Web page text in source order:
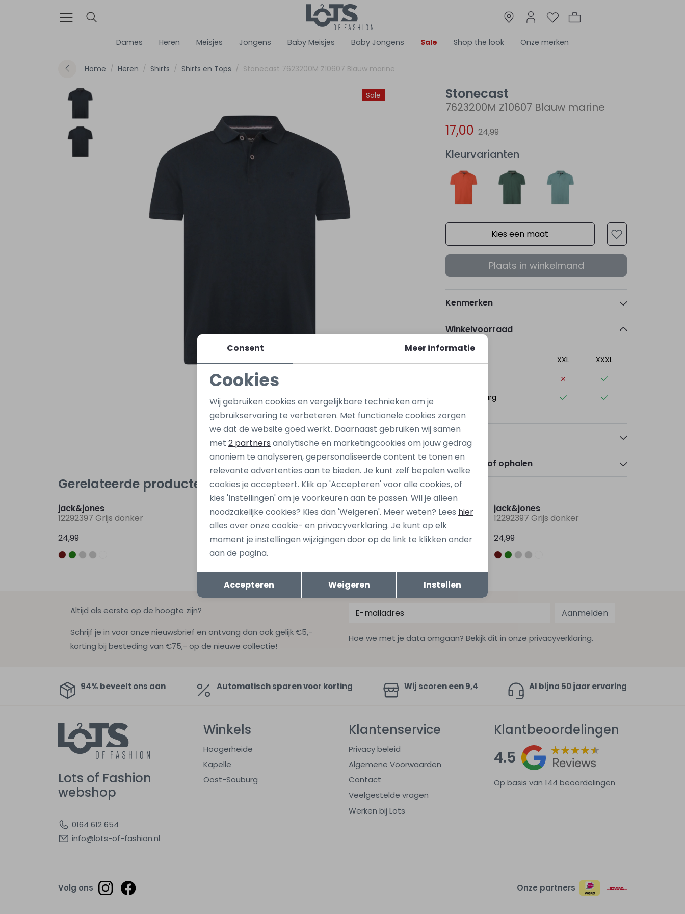
Dames Heren Meisjes Jongens Baby Meisjes Baby Jongens Sale Shop the look Onze merken
Home Heren Shirts Shirts en Tops Stonecast 7623200M Z10607 Blauw marine
Sale Stonecast
7623200M Z10607 Blauw marine
17,00 24,99
Kleurvarianten
Kies een maat
Plaats in winkelmand
Kenmerken
Winkelvoorraad
XXL
XXXL
Oost-Souburg
Betalen
Bezorgen of ophalen
Gerelateerde producten
Nieuw
jack&jones
12292397 Grijs donker
24,99
Nieuw
jack&jones
12292397 Bruin donker
24,99
Nieuw
jack&jones
12292397 Groen olijf
24,99
jack&jones
12292397 Grijs donker
24,99
Altijd als eerste op de hoogte zijn?
Schrijf je in voor onze nieuwsbrief en ontvang dan ook gelijk €5,-
korting bij besteding van €75,- op de nieuwe collectie!
Aanmelden
Hoe we met je data omgaan? Bekijk dit in onze privacyverklaring.
94% beveelt ons aan Automatisch sparen voor korting Wij scoren een 9,4 Al bijna 50 jaar ervaring
Lots of Fashion
webshop
0164 612 654
info@lots-of-fashion.nl
Winkels
Hoogerheide
Kapelle
Oost-Souburg
Klantenservice
Privacy beleid
Algemene Voorwaarden
Contact
Veelgestelde vragen
Werken bij Lots
Klantbeoordelingen
4.5
Op basis van 144 beoordelingen
Volg ons Onze partners
Noodzakelijke cookies
Analytische cookies Marketing cookies
Terug Opslaan
Consent Meer informatie
Cookies
Wij gebruiken cookies en vergelijkbare technieken om je
gebruikservaring te verbeteren. Met functionele cookies zorgen
we dat de website goed werkt. Daarnaast gebruiken wij samen
met 2 partners analytische en marketingcookies om jouw gedrag
anoniem te analyseren, gepersonaliseerde content te tonen en
relevante advertenties aan te bieden. Je kunt zelf bepalen welke
cookies je accepteert. Klik op 'Accepteren' voor alle cookies, of
kies 'Instellingen' om je voorkeuren aan te passen. Wil je alleen
noodzakelijke cookies? Kies dan 'Weigeren'. Meer weten? Lees hier
alles over onze cookie- en privacyverklaring. Je kunt op elk
moment je instellingen wijzigingen door op de link te klikken onder
aan de pagina.
Accepteren Weigeren Instellen